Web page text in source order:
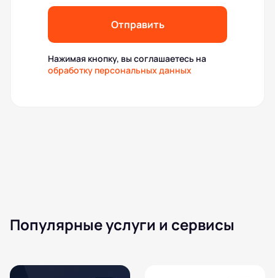
Отправить
Нажимая кнопку, вы соглашаетесь на
обработку персональных данных
Популярные услуги и сервисы